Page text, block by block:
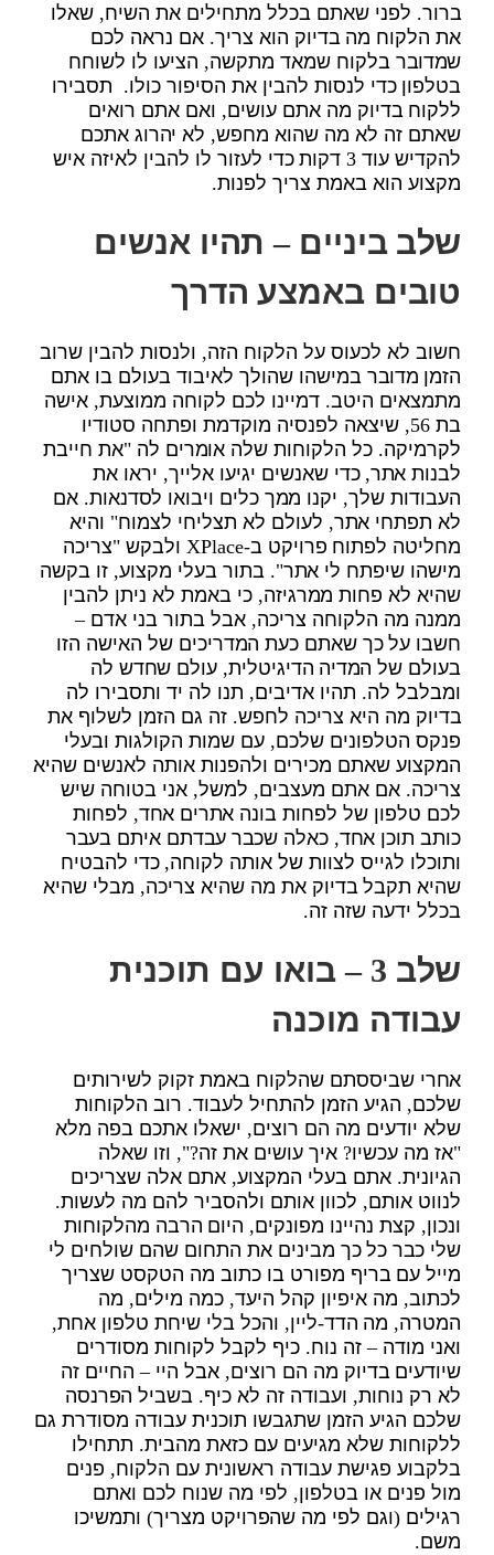
ברור. לפני שאתם בכלל מתחילים את השיח, שאלו
את הלקוח מה בדיוק הוא צריך. אם נראה לכם
שמדובר בלקוח שמאד מתקשה, הציעו לו לשוחח
בטלפון כדי לנסות להבין את הסיפור כולו. תסבירו
ללקוח בדיוק מה אתם עושים, ואם אתם רואים
שאתם זה לא מה שהוא מחפש, לא יהרוג אתכם
להקדיש עוד 3 דקות כדי לעזור לו להבין לאיזה איש
מקצוע הוא באמת צריך לפנות.
שלב ביניים – תהיו אנשים
טובים באמצע הדרך
חשוב לא לכעוס על הלקוח הזה, ולנסות להבין שרוב
הזמן מדובר במישהו שהולך לאיבוד בעולם בו אתם
מתמצאים היטב. דמיינו לכם לקוחה ממוצעת, אישה
בת 56, שיצאה לפנסיה מוקדמת ופתחה סטודיו
לקרמיקה. כל הלקוחות שלה אומרים לה "את חייבת
לבנות אתר, כדי שאנשים יגיעו אלייך, יראו את
העבודות שלך, יקנו ממך כלים ויבואו לסדנאות. אם
לא תפתחי אתר, לעולם לא תצליחי לצמוח" והיא
מחליטה לפתוח פרויקט ב-XPlace ולבקש "צריכה
מישהו שיפתח לי אתר". בתור בעלי מקצוע, זו בקשה
שהיא לא פחות ממרגיזה, כי באמת לא ניתן להבין
ממנה מה הלקוחה צריכה, אבל בתור בני אדם –
חשבו על כך שאתם כעת המדריכים של האישה הזו
בעולם של המדיה הדיגיטלית, עולם שחדש לה
ומבלבל לה. תהיו אדיבים, תנו לה יד ותסבירו לה
בדיוק מה היא צריכה לחפש. זה גם הזמן לשלוף את
פנקס הטלפונים שלכם, עם שמות הקולגות ובעלי
המקצוע שאתם מכירים ולהפנות אותה לאנשים שהיא
צריכה. אם אתם מעצבים, למשל, אני בטוחה שיש
לכם טלפון של לפחות בונה אתרים אחד, לפחות
כותב תוכן אחד, כאלה שכבר עבדתם איתם בעבר
ותוכלו לגייס לצוות של אותה לקוחה, כדי להבטיח
שהיא תקבל בדיוק את מה שהיא צריכה, מבלי שהיא
בכלל ידעה שזה זה.
שלב 3 – בואו עם תוכנית
עבודה מוכנה
אחרי שביססתם שהלקוח באמת זקוק לשירותים
שלכם, הגיע הזמן להתחיל לעבוד. רוב הלקוחות
שלא יודעים מה הם רוצים, ישאלו אתכם בפה מלא
"אז מה עכשיו? איך עושים את זה?", וזו שאלה
הגיונית. אתם בעלי המקצוע, אתם אלה שצריכים
לנווט אותם, לכוון אותם ולהסביר להם מה לעשות.
ונכון, קצת נהיינו מפונקים, היום הרבה מהלקוחות
שלי כבר כל כך מבינים את התחום שהם שולחים לי
מייל עם בריף מפורט בו כתוב מה הטקסט שצריך
לכתוב, מה איפיון קהל היעד, כמה מילים, מה
המטרה, מה הדד-ליין, והכל בלי שיחת טלפון אחת,
ואני מודה – זה נוח. כיף לקבל לקוחות מסודרים
שיודעים בדיוק מה הם רוצים, אבל היי – החיים זה
לא רק נוחות, ועבודה זה לא כיף. בשביל הפרנסה
שלכם הגיע הזמן שתגבשו תוכנית עבודה מסודרת גם
ללקוחות שלא מגיעים עם כזאת מהבית. תתחילו
בלקבוע פגישת עבודה ראשונית עם הלקוח, פנים
מול פנים או בטלפון, לפי מה שנוח לכם ואתם
רגילים (וגם לפי מה שהפרויקט מצריך) ותמשיכו
משם.